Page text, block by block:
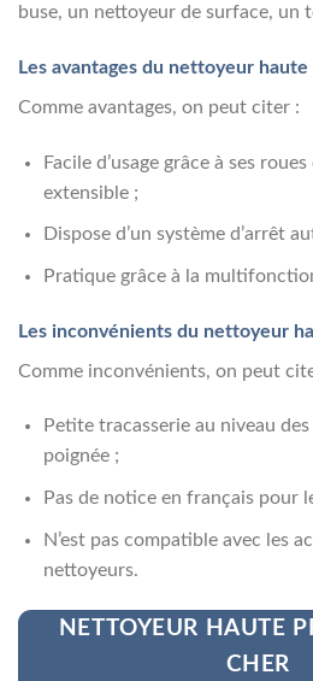
buse, un nettoyeur de surface, un
Les avantages du nettoyeur
Comme avantages, on peut citer :
Facile d’usage grâce à ses
extensible ;
Dispose d’un système d’arrêt
Pratique grâce à la
Les inconvénients du nettoyeur
Comme inconvénients, on peut
Petite tracasserie au niveau
poignée ;
Pas de notice en français pour
N’est pas compatible avec les
nettoyeurs.
NETTOYEUR HAUTE
CHER